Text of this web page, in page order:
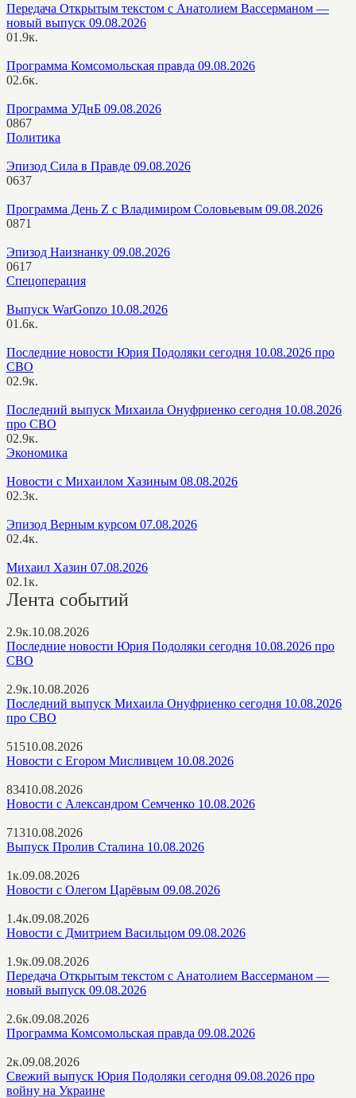
Передача Открытым текстом с Анатолием Вассерманом —
новый выпуск 09.08.2026
01.9к.
Программа Комсомольская правда 09.08.2026
02.6к.
Программа УДнБ 09.08.2026
0867
Политика
Эпизод Сила в Правде 09.08.2026
0637
Программа День Z с Владимиром Соловьевым 09.08.2026
0871
Эпизод Наизнанку 09.08.2026
0617
Спецоперация
Выпуск WarGonzo 10.08.2026
01.6к.
Последние новости Юрия Подоляки сегодня 10.08.2026 про
СВО
02.9к.
Последний выпуск Михаила Онуфриенко сегодня 10.08.2026
про СВО
02.9к.
Экономика
Новости с Михаилом Хазиным 08.08.2026
02.3к.
Эпизод Верным курсом 07.08.2026
02.4к.
Михаил Хазин 07.08.2026
02.1к.
Лента событий
2.9к.10.08.2026
Последние новости Юрия Подоляки сегодня 10.08.2026 про
СВО
2.9к.10.08.2026
Последний выпуск Михаила Онуфриенко сегодня 10.08.2026
про СВО
51510.08.2026
Новости с Егором Мисливцем 10.08.2026
83410.08.2026
Новости с Александром Семченко 10.08.2026
71310.08.2026
Выпуск Пролив Сталина 10.08.2026
1к.09.08.2026
Новости с Олегом Царёвым 09.08.2026
1.4к.09.08.2026
Новости с Дмитрием Васильцом 09.08.2026
1.9к.09.08.2026
Передача Открытым текстом с Анатолием Вассерманом —
новый выпуск 09.08.2026
2.6к.09.08.2026
Программа Комсомольская правда 09.08.2026
2к.09.08.2026
Свежий выпуск Юрия Подоляки сегодня 09.08.2026 про
войну на Украине